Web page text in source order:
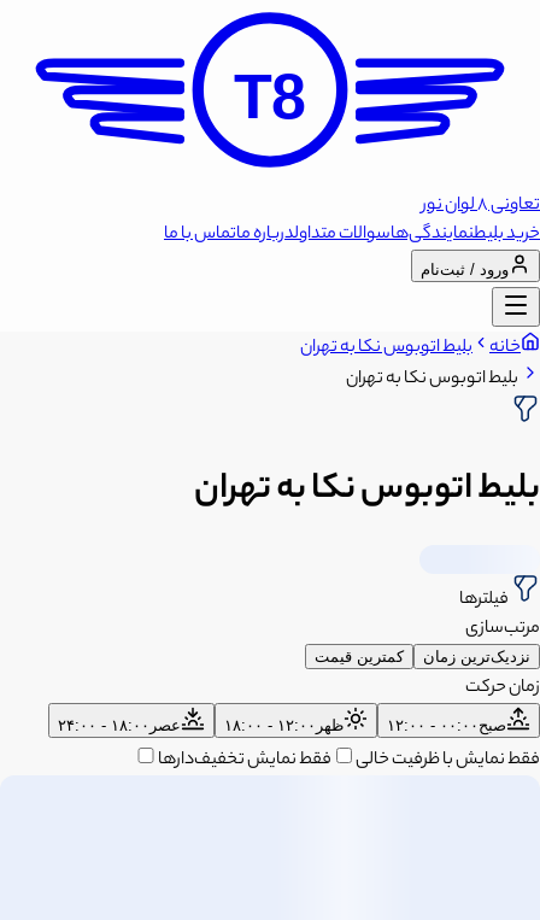
T8
تعاونی 8 لوان نور
خرید بلیطنمایندگی‌هاسوالات متداولدرباره ماتماس با ما
ورود / ثبت‌نام
خانه بلیط اتوبوس نکا به تهران
بلیط اتوبوس نکا به تهران
بلیط اتوبوس نکا به تهران
فیلترها
مرتب‌سازی
نزدیک‌ترین زمان کمترین قیمت
زمان حرکت
صبح ۰۰:۰۰ - ۱۲:۰۰ ظهر ۱۲:۰۰ - ۱۸:۰۰ عصر ۱۸:۰۰ - ۲۴:۰۰
فقط نمایش با ظرفیت خالی فقط نمایش تخفیف‌دارها